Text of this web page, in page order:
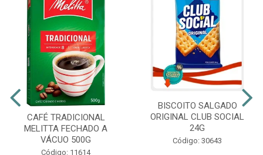
CAFÉ TRADICIONAL
MELITTA FECHADO A
VÁCUO 500G
Código: 11614
BISCOITO SALGADO
ORIGINAL CLUB SOCIAL
24G
Código: 30643